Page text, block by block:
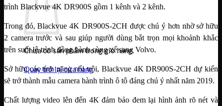
Chưa có sản phẩm trong giỏ hàng.
Quay trở lại cửa hàng
trình Blackvue 4K DR900S gồm 1 kênh và 2 kênh.
Trong đó, Blackvue 4K DR900S-2CH được chú ý hơn nhờ sở hữu
2 camera trước và sau giúp người dùng bắt trọn mọi khoảnh khắc
trên suốt lộ trình đồng hành cùng xế sang Volvo.
Sở hữu các tính năng nổi trội, Blackvue 4K DR900S-2CH dự kiến
sẽ trở thành mẫu camera hành trình ô tô đáng chú ý nhất năm 2019.
Chất lượng video lên đến 4K đảm bảo đem lại hình ảnh rõ nét và